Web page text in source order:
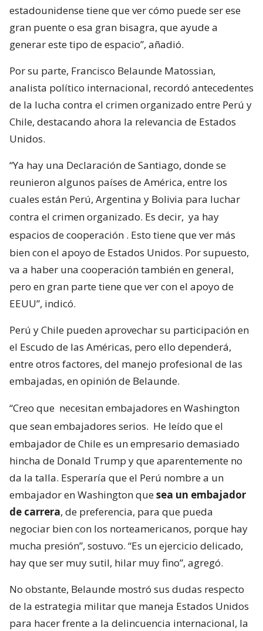
estadounidense tiene que ver cómo puede ser ese
gran puente o esa gran bisagra, que ayude a
generar este tipo de espacio”, añadió.
Por su parte, Francisco Belaunde Matossian,
analista político internacional, recordó antecedentes
de la lucha contra el crimen organizado entre Perú y
Chile, destacando ahora la relevancia de Estados
Unidos.
“Ya hay una Declaración de Santiago, donde se
reunieron algunos países de América, entre los
cuales están Perú, Argentina y Bolivia para luchar
contra el crimen organizado. Es decir, ya hay
espacios de cooperación . Esto tiene que ver más
bien con el apoyo de Estados Unidos. Por supuesto,
va a haber una cooperación también en general,
pero en gran parte tiene que ver con el apoyo de
EEUU”, indicó.
Perú y Chile pueden aprovechar su participación en
el Escudo de las Américas, pero ello dependerá,
entre otros factores, del manejo profesional de las
embajadas, en opinión de Belaunde.
“Creo que necesitan embajadores en Washington
que sean embajadores serios. He leído que el
embajador de Chile es un empresario demasiado
hincha de Donald Trump y que aparentemente no
da la talla. Esperaría que el Perú nombre a un
embajador en Washington quesea un embajador
de carrera, de preferencia, para que pueda
negociar bien con los norteamericanos, porque hay
mucha presión”, sostuvo. “Es un ejercicio delicado,
hay que ser muy sutil, hilar muy fino”, agregó.
No obstante, Belaunde mostró sus dudas respecto
de la estrategia militar que maneja Estados Unidos
para hacer frente a la delincuencia internacional, la